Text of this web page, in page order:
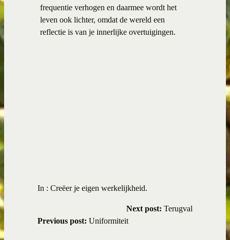
frequentie verhogen en daarmee wordt het
leven ook lichter, omdat de wereld een
reflectie is van je innerlijke overtuigingen.
In : Creëer je eigen werkelijkheid.
Next post: Terugval
Previous post: Uniformiteit